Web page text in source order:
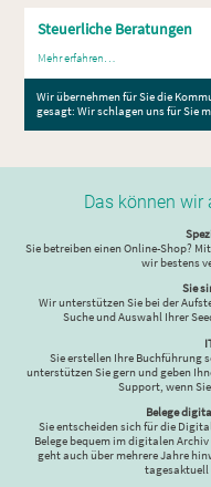
Steuerliche Beratungen
Mehr erfahren…
Wir übernehmen für Sie die
gesagt: Wir schlagen uns für Sie
Das können wir
Sie betreiben einen Online-Shop?
wir bestens
Sie
Wir unterstützen Sie bei der
Suche und Auswahl Ihrer
Sie erstellen Ihre Buchführung
unterstützen Sie gern und geben
Support, wenn
Belege
Sie entscheiden sich für die
Belege bequem im digitalen
geht auch über mehrere Jahre
tagesaktuell